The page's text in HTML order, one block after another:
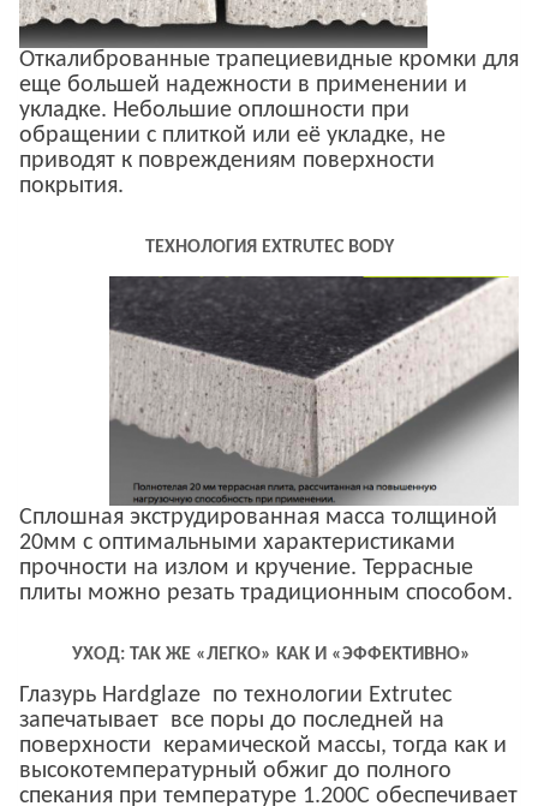
Откалиброванные трапециевидные кромки для
еще большей надежности в применении и
укладке. Небольшие оплошности при
обращении с плиткой или её укладке, не
приводят к повреждениям поверхности
покрытия.
ТЕХНОЛОГИЯ EXTRUTEC BODY
Сплошная экструдированная масса толщиной
20мм с оптимальными характеристиками
прочности на излом и кручение. Террасные
плиты можно резать традиционным способом.
УХОД: ТАК ЖЕ «ЛЕГКО» КАК И «ЭФФЕКТИВНО»
Глазурь Hardglaze по технологии Extrutec
запечатывает все поры до последней на
поверхности керамической массы, тогда как и
высокотемпературный обжиг до полного
спекания при температуре 1.200С обеспечивает